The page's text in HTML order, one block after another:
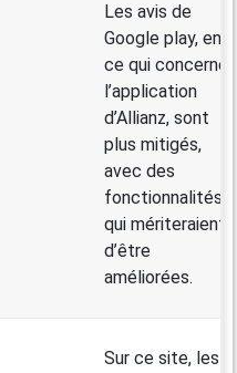
Les avis de
Google play, en
ce qui concerne
l’application
d’Allianz, sont
plus mitigés,
avec des
fonctionnalités
qui mériteraient
d’être
améliorées.
Sur ce site, les